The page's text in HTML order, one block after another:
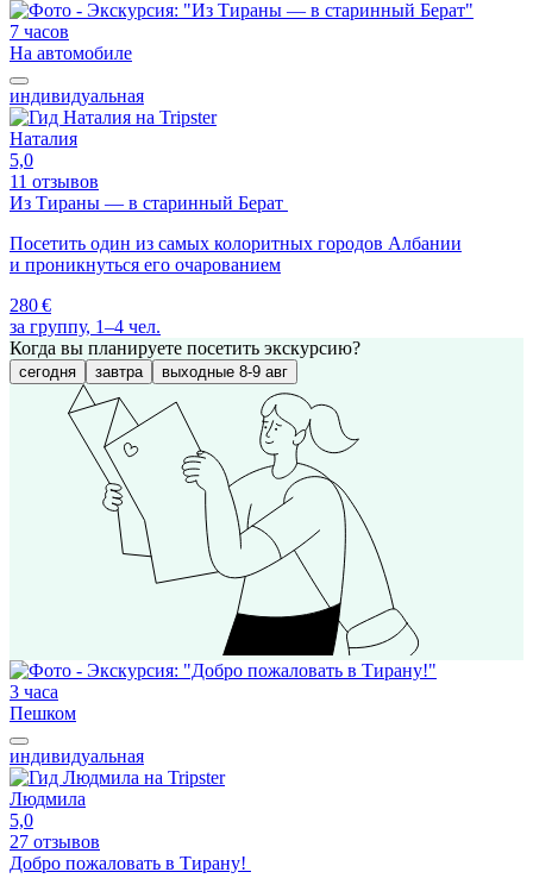
7 часов
На автомобиле
индивидуальная
Наталия
5,0
11 отзывов
Из Тираны — в старинный Берат
Посетить один из самых колоритных городов Албании
и проникнуться его очарованием
280 €
за группу, 1–4 чел.
Когда вы планируете посетить экскурсию?
сегодня завтра выходные 8-9 авг
3 часа
Пешком
индивидуальная
Людмила
5,0
27 отзывов
Добро пожаловать в Тирану!